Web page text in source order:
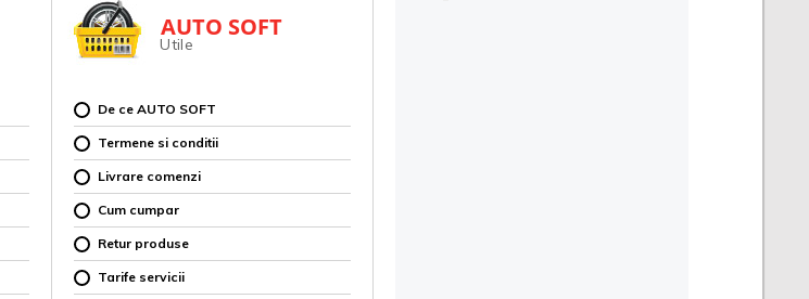
AUTO SOFT
Utile
De ce AUTO SOFT
Termene si conditii
Livrare comenzi
Cum cumpar
Retur produse
Tarife servicii